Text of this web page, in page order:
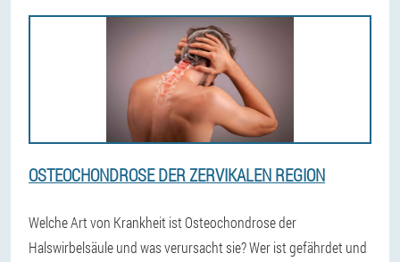
OSTEOCHONDROSE DER ZERVIKALEN REGION
Welche Art von Krankheit ist Osteochondrose der
Halswirbelsäule und was verursacht sie? Wer ist gefährdet und